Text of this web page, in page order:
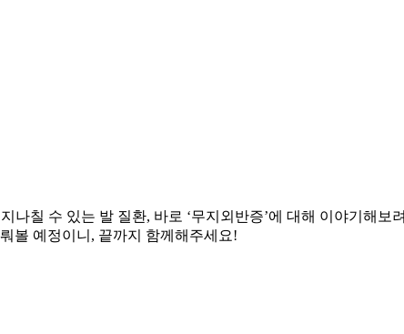
칠 수 있는 발 질환, 바로 ‘무지외반증’에 대해 이야기해보
볼 예정이니, 끝까지 함께해주세요!